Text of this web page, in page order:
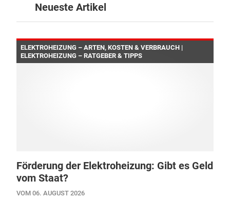
Neueste Artikel
ELEKTROHEIZUNG – ARTEN, KOSTEN & VERBRAUCH |
ELEKTROHEIZUNG – RATGEBER & TIPPS
Förderung der Elektroheizung: Gibt es Geld
vom Staat?
VOM 06. AUGUST 2026